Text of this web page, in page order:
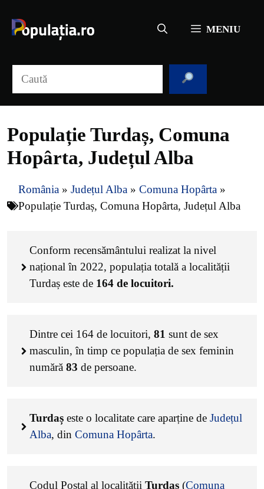
conținut
MENIU
Populație Turdaș, Comuna
Hopârta, Județul Alba
România » Județul Alba » Comuna Hopârta »
Populație Turdaș, Comuna Hopârta, Județul Alba
Conform recensământului realizat la nivel
național în 2022, populația totală a localității
Turdaș este de 164 de locuitori.
Dintre cei 164 de locuitori, 81 sunt de sex
masculin, în timp ce populația de sex feminin
numără 83 de persoane.
Turdaș este o localitate care aparține de Județul
Alba, din Comuna Hopârta.
Codul Poștal al localității Turdaș (Comuna